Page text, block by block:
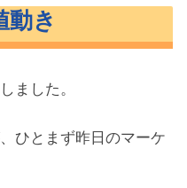
き
プ
マンス
動き
ました。
ひとまず昨日のマーケ